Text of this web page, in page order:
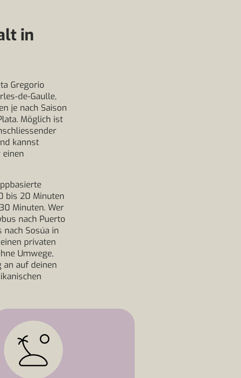
in
Gregorio
de-Gaulle,
je nach Saison
Möglich ist
kannst
bis 20 Minuten
Minuten. Wer
nach Puerto
Sosúa in
privaten
Umwege,
auf deinen